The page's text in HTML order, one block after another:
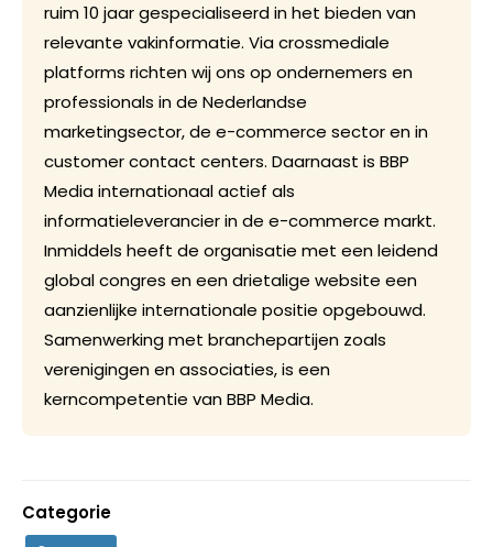
ruim 10 jaar gespecialiseerd in het bieden van
relevante vakinformatie. Via crossmediale
platforms richten wij ons op ondernemers en
professionals in de Nederlandse
marketingsector, de e-commerce sector en in
customer contact centers. Daarnaast is BBP
Media internationaal actief als
informatieleverancier in de e-commerce markt.
Inmiddels heeft de organisatie met een leidend
global congres en een drietalige website een
aanzienlijke internationale positie opgebouwd.
Samenwerking met branchepartijen zoals
verenigingen en associaties, is een
kerncompetentie van BBP Media.
Categorie